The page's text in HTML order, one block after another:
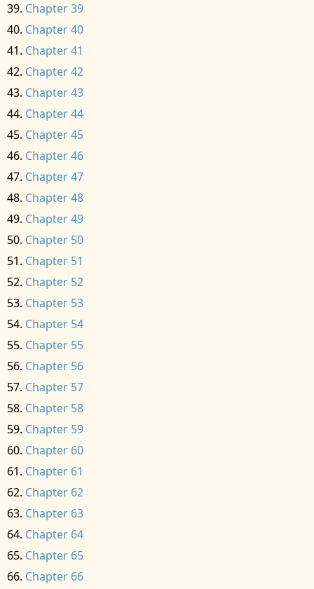
Chapter 39
Chapter 40
Chapter 41
Chapter 42
Chapter 43
Chapter 44
Chapter 45
Chapter 46
Chapter 47
Chapter 48
Chapter 49
Chapter 50
Chapter 51
Chapter 52
Chapter 53
Chapter 54
Chapter 55
Chapter 56
Chapter 57
Chapter 58
Chapter 59
Chapter 60
Chapter 61
Chapter 62
Chapter 63
Chapter 64
Chapter 65
Chapter 66